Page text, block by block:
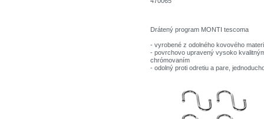
Drátený program MONTI tescoma
- vyrobené z odolného kovového
- povrchovo upravený vysoko
chrómovaním
- odolný proti odretiu a pare,
- vhodný do každej ( novej i staršej )